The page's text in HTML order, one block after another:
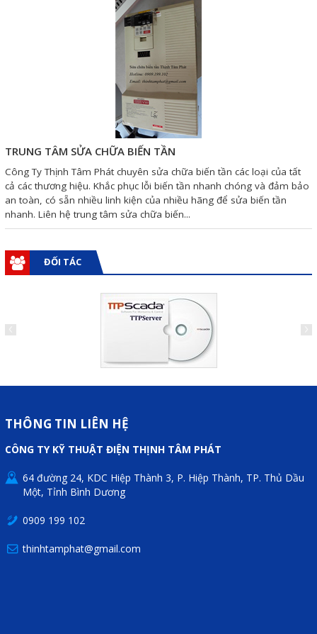
TRUNG TÂM SỬA CHỮA BIẾN TẦN
Công Ty Thịnh Tâm Phát chuyên sửa chữa biến tần các loại của tất
cả các thương hiệu. Khắc phục lỗi biến tần nhanh chóng và đảm bảo
an toàn, có sẵn nhiều linh kiện của nhiều hãng để sửa biến tần
nhanh. Liên hệ trung tâm sửa chữa biến...
ĐỐI TÁC
THÔNG TIN LIÊN HỆ
CÔNG TY KỸ THUẬT ĐIỆN THỊNH TÂM PHÁT
64 đường 24, KDC Hiệp Thành 3, P. Hiệp Thành, TP. Thủ Dầu
Một, Tỉnh Bình Dương
0909 199 102
thinhtamphat@gmail.com
Phụ kiện lắp tủ điện
Thiết kế phần mềm giám sát
Sửa chữa biến tần
Sửa chữa PLC
Sửa Bộ điều khiển Servo, Bộ
Sửa chữa bộ nguồn
Lập trình PLC
Crack password PLC